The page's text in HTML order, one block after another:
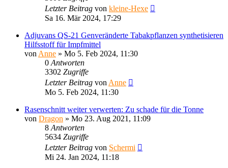
Letzter Beitrag von kleine-Hexe
Sa 16. Mär 2024, 17:29
Adjuvans QS-21 Genveränderte Tabakpflanzen synthetisieren
Hilfsstoff für Impfmittel
von Anne » Mo 5. Feb 2024, 11:30
0 Antworten
3302 Zugriffe
Letzter Beitrag von Anne
Mo 5. Feb 2024, 11:30
Rasenschnitt weiter verwerten: Zu schade für die Tonne
von Dragon » Mo 23. Aug 2021, 11:09
8 Antworten
5634 Zugriffe
Letzter Beitrag von Schermi
Mi 24. Jan 2024, 11:18